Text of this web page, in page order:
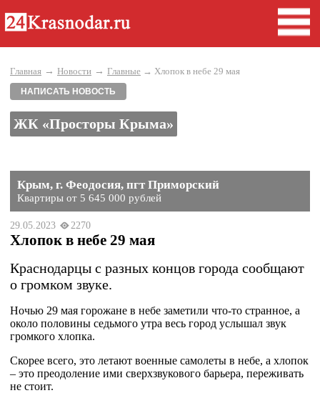
Главная → Новости → Главные → Хлопок в небе 29 мая
НАПИСАТЬ НОВОСТЬ
ЖК «Просторы Крыма»
Крым, г. Феодосия, пгт Приморский
Квартиры от 5 645 000 рублей
29.05.2023 2270
Хлопок в небе 29 мая
Краснодарцы с разных концов города сообщают
о громком звуке.
Ночью 29 мая горожане в небе заметили что-то странное, а
около половины седьмого утра весь город услышал звук
громкого хлопка.
Скорее всего, это летают военные самолеты в небе, а хлопок
– это преодоление ими сверхзвукового барьера, переживать
не стоит.